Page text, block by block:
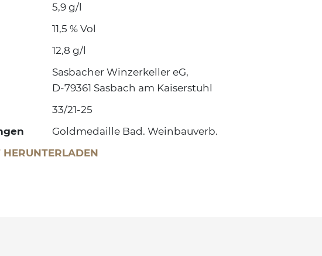
5,9 g/l
11,5 % Vol
12,8 g/l
Sasbacher Winzerkeller eG,
D-79361 Sasbach am Kaiserstuhl
33/21-25
Goldmedaille Bad. Weinbauverb.
HERUNTERLADEN